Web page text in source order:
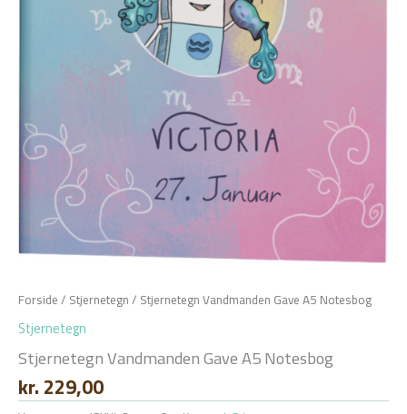
Forside / Stjernetegn / Stjernetegn Vandmanden Gave A5 Notesbog
Stjernetegn
Stjernetegn Vandmanden Gave A5 Notesbog
kr. 229,00